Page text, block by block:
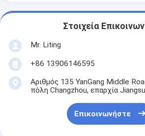
Στοιχεία
Mr. Liting
+86 13906146595
Αριθμός 135 YanGang Middle
πόλη Changzhou, επαρχία
Επικοινωνήστε